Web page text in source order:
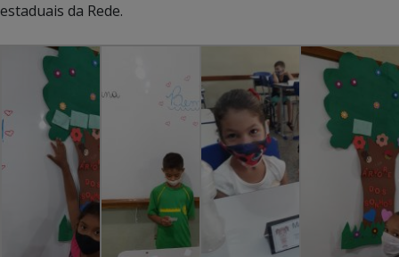
estaduais da Rede.